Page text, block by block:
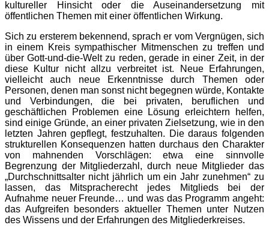
kultureller Hinsicht oder die Auseinandersetzung mit
öffentlichen Themen mit einer öffentlichen Wirkung.
Sich zu ersterem bekennend, sprach er vom Vergnügen, sich
in einem Kreis sympathischer Mitmenschen zu treffen und
über Gott-und-die-Welt zu reden, gerade in einer Zeit, in der
diese Kultur nicht allzu verbreitet ist. Neue Erfahrungen,
vielleicht auch neue Erkenntnisse durch Themen oder
Personen, denen man sonst nicht begegnen würde, Kontakte
und Verbindungen, die bei privaten, beruflichen und
geschäftlichen Problemen eine Lösung erleichtern helfen,
sind einige Gründe, an einer privaten Zielsetzung, wie in den
letzten Jahren gepflegt, festzuhalten. Die daraus folgenden
strukturellen Konsequenzen hatten durchaus den Charakter
von mahnenden Vorschlägen: etwa eine sinnvolle
Begrenzung der Mitgliederzahl, durch neue Mitglieder das
„Durchschnittsalter nicht jährlich um ein Jahr zunehmen“ zu
lassen, das Mitspracherecht jedes Mitglieds bei der
Aufnahme neuer Freunde… und was das Programm angeht:
das Aufgreifen besonders aktueller Themen unter Nutzen
des Wissens und der Erfahrungen des Mitgliederkreises.